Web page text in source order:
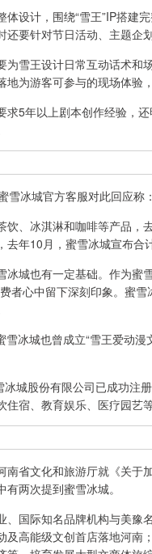
设计，围绕“雪王”IP搭建
要针对节日活动、主题企
雪王设计日常互动话术和
为游客可参与的现场体验
5年以上剧本创作经验，还
冰城官方客服对此回应称
、冰淇淋和咖啡等产品，
去年10月，蜜雪冰城宣布合
城也有一定基础。作为蜜
者心中留下深刻印象。蜜
城也曾成立“雪王爱动漫
股份有限公司已成功注册
宿、教育娱乐、医疗园艺等
省文化和旅游厅就《关于
两次提到蜜雪冰城。
国际知名品牌机构与美豫
及高能级文创首店落地河